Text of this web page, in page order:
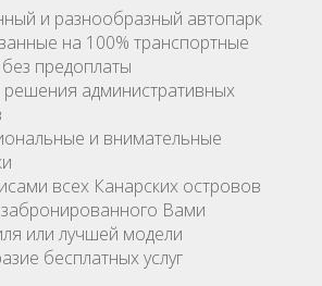
и разнообразный автопарк
на 100% транспортные
без предоплаты
решения административных
и внимательные
всех Канарских островов
Вами
или лучшей модели
бесплатных услуг